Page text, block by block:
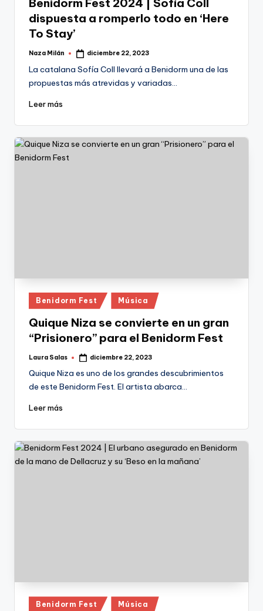
Benidorm Fest 2024 | Sofía Coll
dispuesta a romperlo todo en ‘Here
To Stay’
Publicado
Naza Milán diciembre 22, 2023
La catalana Sofía Coll llevará a Benidorm una de las
propuestas más atrevidas y variadas…
Leer más
Publicado
en
Benidorm Fest Música
Quique Niza se convierte en un gran
“Prisionero” para el Benidorm Fest
Publicado
Laura Salas diciembre 22, 2023
Quique Niza es uno de los grandes descubrimientos
de este Benidorm Fest. El artista abarca…
Leer más
Publicado
Benidorm Fest Música